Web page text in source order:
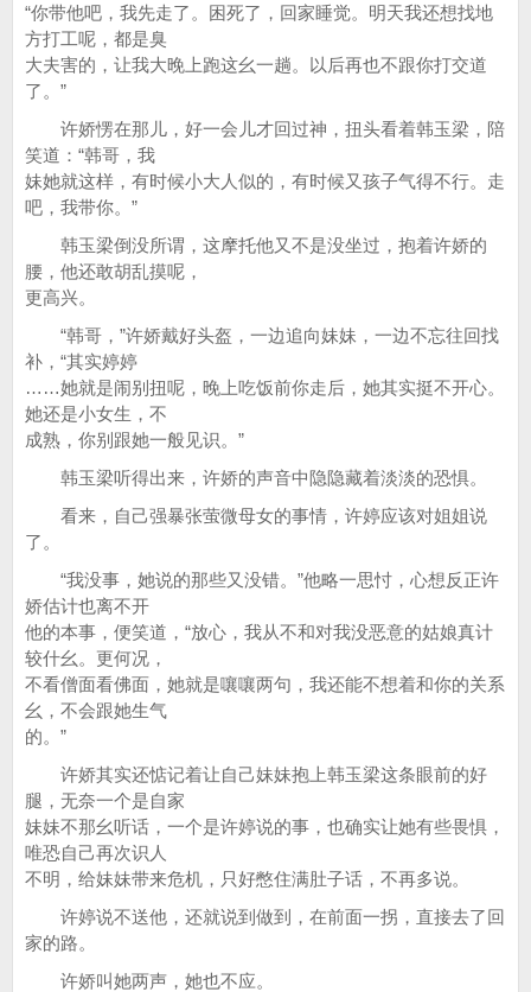
“你带他吧，我先走了。困死了，回家睡觉。明天我还想找地
方打工呢，都是臭
大夫害的，让我大晚上跑这幺一趟。以后再也不跟你打交道
了。”
许娇愣在那儿，好一会儿才回过神，扭头看着韩玉梁，陪
笑道：“韩哥，我
妹她就这样，有时候小大人似的，有时候又孩子气得不行。走
吧，我带你。”
韩玉梁倒没所谓，这摩托他又不是没坐过，抱着许娇的
腰，他还敢胡乱摸呢，
更高兴。
“韩哥，”许娇戴好头盔，一边追向妹妹，一边不忘往回找
补，“其实婷婷
……她就是闹别扭呢，晚上吃饭前你走后，她其实挺不开心。
她还是小女生，不
成熟，你别跟她一般见识。”
韩玉梁听得出来，许娇的声音中隐隐藏着淡淡的恐惧。
看来，自己强暴张萤微母女的事情，许婷应该对姐姐说
了。
“我没事，她说的那些又没错。”他略一思忖，心想反正许
娇估计也离不开
他的本事，便笑道，“放心，我从不和对我没恶意的姑娘真计
较什幺。更何况，
不看僧面看佛面，她就是嚷嚷两句，我还能不想着和你的关系
幺，不会跟她生气
的。”
许娇其实还惦记着让自己妹妹抱上韩玉梁这条眼前的好
腿，无奈一个是自家
妹妹不那幺听话，一个是许婷说的事，也确实让她有些畏惧，
唯恐自己再次识人
不明，给妹妹带来危机，只好憋住满肚子话，不再多说。
许婷说不送他，还就说到做到，在前面一拐，直接去了回
家的路。
许娇叫她两声，她也不应。